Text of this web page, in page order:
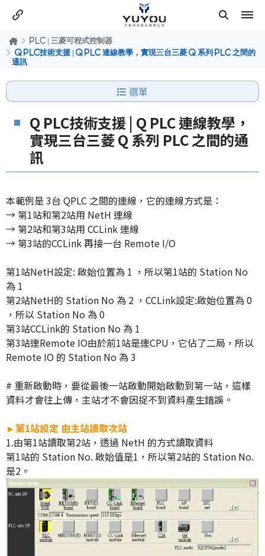
PLC | 三菱可程式控制器
Q PLC技術支援 | Q PLC 連線教學，實現三台三菱 Q 系列 PLC 之間的
通訊
選單
Q PLC技術支援 | Q PLC 連線教學，
實現三台三菱 Q 系列 PLC 之間的通
訊
本範例是 3台 QPLC 之間的連線，它的連線方式是：
→ 第1站和第2站用 NetH 連線
→ 第2站和第3站用 CCLink 連線
→ 第3站的CCLink 再接一台 Remote I/O
第1站NetH設定: 啟始位置為 1 ，所以第1站的 Station No
為 1
第2站NetH的 Station No 為 2 ，CCLink設定:啟始位置為 0
，所以 Station No 為 0
第3站CCLink的 Station No 為 1
第3站連Remote IO由於前1站是連CPU，它佔了二局，所以
Remote IO 的 Station No 為 3
# 重新啟動時，要從最後一站啟動開始啟動到第一站，這樣
資料才會往上傳，主站才不會因捉不到資料產生錯誤。
►第1站設定 由主站讀取次站
1.由第1站讀取第2站，透過 NetH 的方式讀取資料
第1站的 Station No. 啟始值是1，所以第2站的 Station No.
是2。